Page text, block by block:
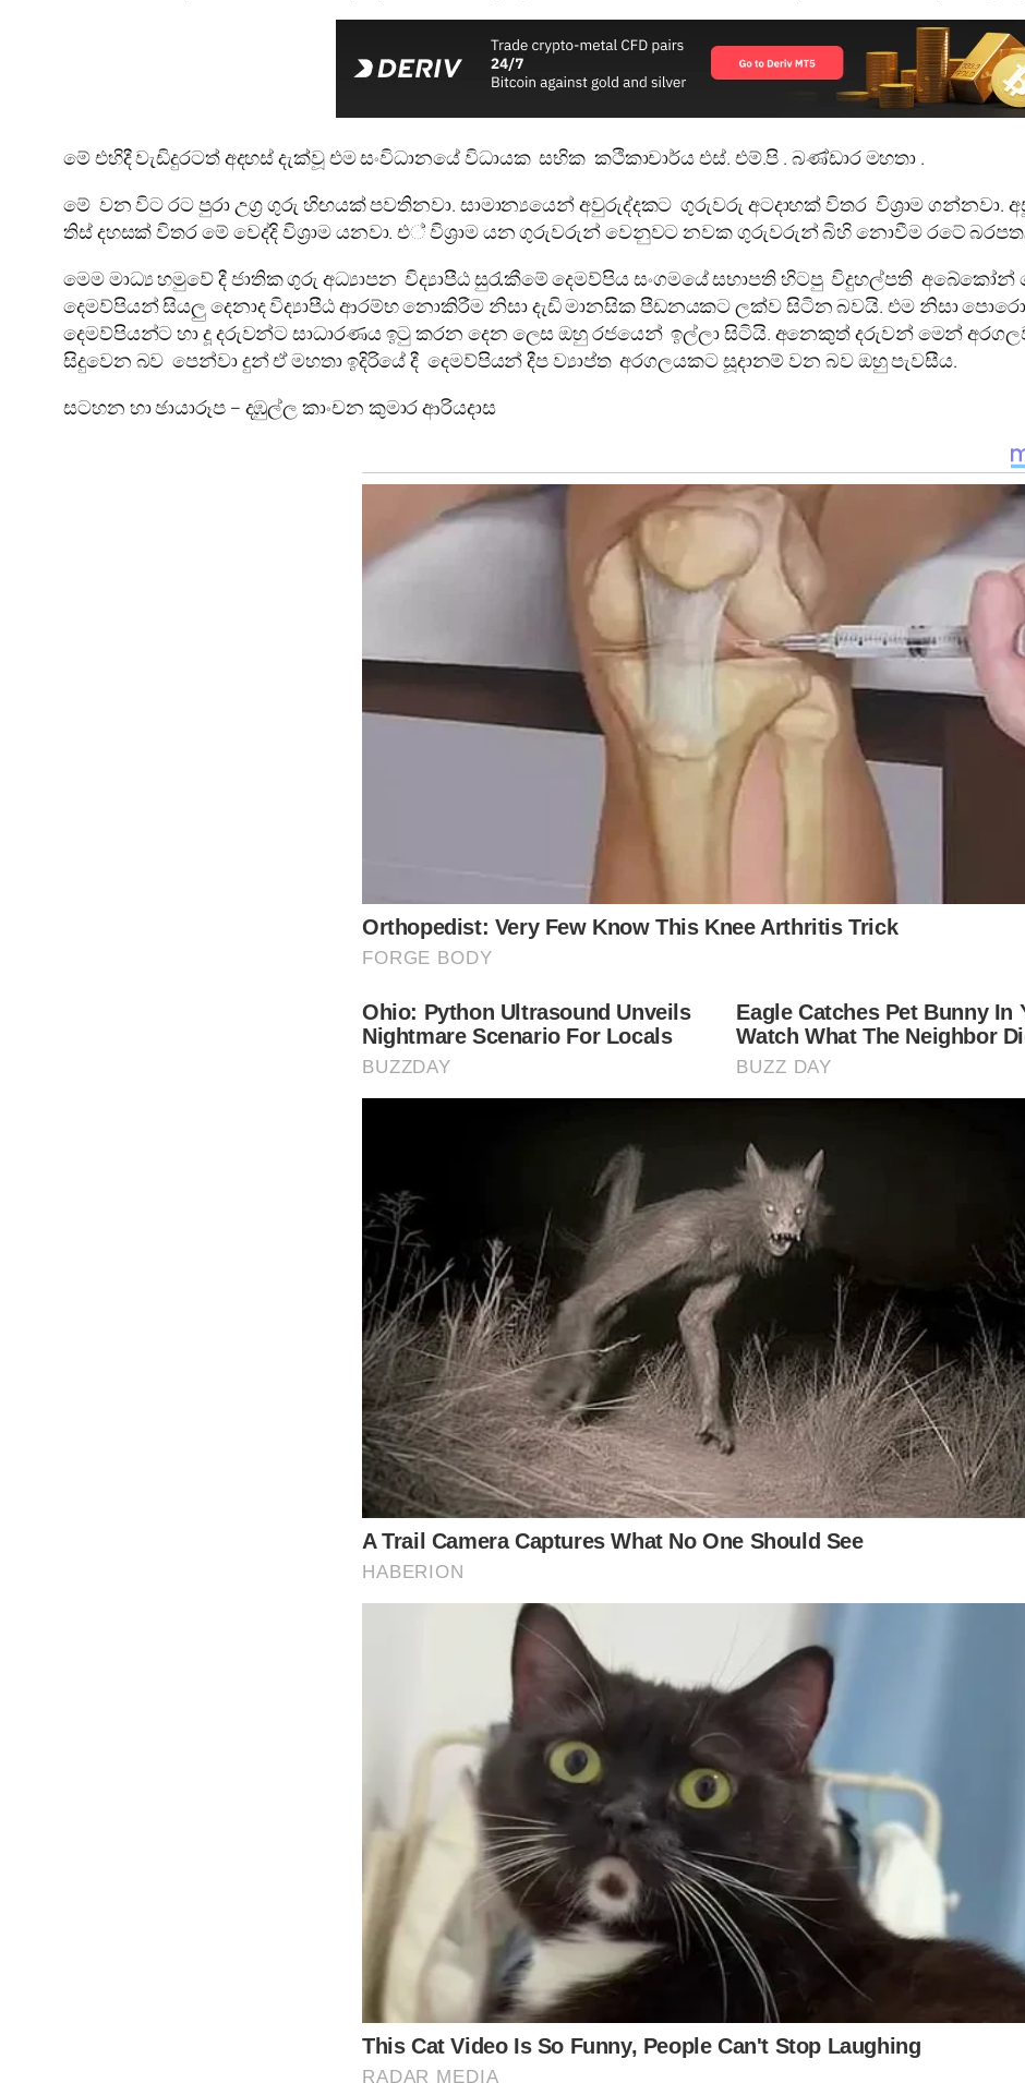
මේ එහිදී වැඩිදුරටත් අදහස් දැක්වූ එම සංවිධානයේ විධායක සභික කථිකාචාර්ය එස්. එම්.පි . බණ්ඩාර මහතා .
මේ වන විට රට පුරා උග්‍ර ගුරු හිඟයක් පවතිනවා. සාමාන්‍යයෙන් අවුරුද්දකට ගුරුවරු අටදාහක් විතර විශ්‍රාම
තිස් දහසක් විතර මේ වෙද්දි විශ්‍රාම යනවා. එ් විශ්‍රාම යන ගුරුවරුන් වෙනුවට නවක ගුරුවරුන් බිහි නොවීම රටේ
මෙම මාධ්‍ය හමුවේ දී ජාතික ගුරු අධ්‍යාපන විද්‍යාපීඨ සුරැකීමේ දෙමව්පිය සංගමයේ සභාපති හිටපු විදුහල්පති
දෙමව්පියන් සියලු දෙනාද විද්‍යාපීඨ ආරම්භ නොකිරීම නිසා දැඩි මානසික පීඩනයකට ලක්ව සිටින බවයි. එම නිසා
දෙමව්පියන්ට හා දූ දරුවන්ට සාධාරණය ඉටු කරන දෙන ලෙස ඔහු රජයෙන් ඉල්ලා සිටියි. අනෙකුත් දරුවන් මෙන්
සිදුවෙන බව පෙන්වා දුන් ඒ මහතා ඉදිරියේ දී දෙමව්පියන් දීප ව්‍යාප්ත අරගලයකට සූදානම් වන බව ඔහු පැවසීය.
සටහන හා ඡායාරූප – දඹුල්ල කාංචන කුමාර ආරියදාස